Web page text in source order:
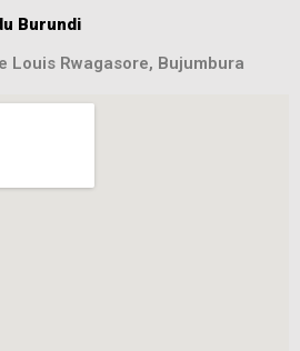
Burundi
Louis Rwagasore, Bujumbura